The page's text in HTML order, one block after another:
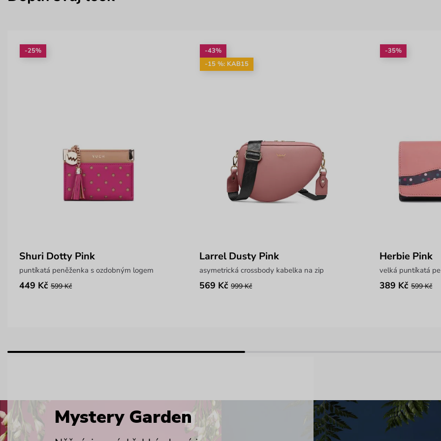
-25%
Shuri Dotty Pink
puntíkatá peněženka s ozdobným logem
449 Kč 599 Kč
-43%
-15 %: KAB15
Larrel Dusty Pink
asymetrická crossbody kabelka na zip
569 Kč 999 Kč
-35%
Herbie Pink
velká puntíkatá
389 Kč 599 Kč
Mystery Garden